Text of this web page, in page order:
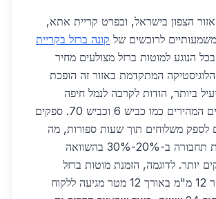
2026, אזור הצפון בישראל, ובפרט קריית אתא,
לרוכשים של קונה ברזל בקריית
הנוגע למוטות ברזל מצולעים מחיר
המתקדמת באזור זה הופכת
ביותר, הודות לקרבה לנמל חיפה
ולרשת הכבישים המהירים כמו כביש 6 וכביש 70. ספקים
לספק משלוחים תוך שעות ספורות, מה
שמפחית עלויות תחבורה ב-20%-30% בהשוואה
יותר. לדוגמה, הזמנת מוטות ברזל
מצולעים בקוטר 12 מ"מ באורך 12 מטר מגיעה ללקוח